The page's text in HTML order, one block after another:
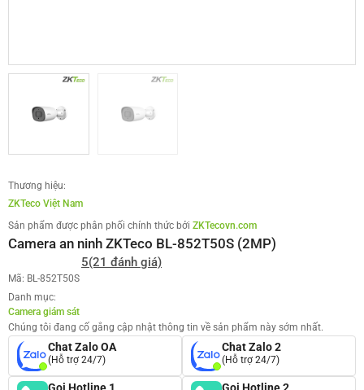
Thương hiệu:
ZKTeco Việt Nam
Sản phẩm được phân phối chính thức bởi ZKTecovn.com
Camera an ninh ZKTeco BL-852T50S (2MP)
5(21 đánh giá)
Mã: BL-852T50S
Danh mục:
Camera giám sát
Chúng tôi đang cố gắng cập nhật thông tin về sản phẩm này sớm nhất.
Chat Zalo OA
(Hỗ trợ 24/7)
Chat Zalo 2
(Hỗ trợ 24/7)
Gọi Hotline 1 Gọi Hotline 2